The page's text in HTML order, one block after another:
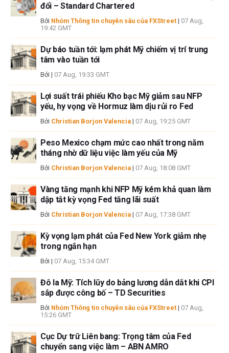
sẽ không chịu trách nhiệm về thông tin được tìm thấy ở cuối các liên kết
được đăng trên trang này.
Nếu không được đề cập rõ ràng trong nội dung bài viết, tại thời điểm viết
cập trong bài viết này và không có quan hệ kinh doanh với bất kỳ công ty
nào được đề cập. Tác giả không nhận được tiền công cho việc viết bài
này, ngoài từ FXStreet.
giả không cam đoan về tính chính xác, đầy đủ hoặc phù hợp của thông
tin này. FXStreet và tác giả sẽ không chịu trách nhiệm về bất kỳ sai sót,
thiếu sót hoặc bất kỳ tổn thất, thương tích hoặc thiệt hại nào phát sinh từ
thông tin này và việc hiển thị hoặc sử dụng thông tin này. Ngoại trừ các
lỗi và thiếu sót.
Tác giả và FXStreet không phải là các cố vấn đầu tư đã đăng ký và không
có nội dung nào trong bài viết này nhằm mục đích tư vấn đầu tư.
đổi – Standard Chartered
Bởi Nhóm Thông tin chuyên sâu của FXStreet | 07 Aug,
19:42 GMT
Dự báo tuần tới: lạm phát Mỹ chiếm vị trí trung
tâm vào tuần tới
Bởi | 07 Aug, 19:33 GMT
Lợi suất trái phiếu Kho bạc Mỹ giảm sau NFP
yếu, hy vọng về Hormuz làm dịu rủi ro Fed
Bởi Christian Borjon Valencia | 07 Aug, 19:25 GMT
Peso Mexico chạm mức cao nhất trong năm
tháng nhờ dữ liệu việc làm yếu của Mỹ
Bởi Christian Borjon Valencia | 07 Aug, 18:08 GMT
Vàng tăng mạnh khi NFP Mỹ kém khả quan làm
dập tắt kỳ vọng Fed tăng lãi suất
Bởi Christian Borjon Valencia | 07 Aug, 17:38 GMT
Kỳ vọng lạm phát của Fed New York giảm nhẹ
trong ngắn hạn
Bởi | 07 Aug, 15:34 GMT
Đô la Mỹ: Tích lũy do bảng lương dẫn dắt khi CPI
sắp được công bố – TD Securities
Bởi Nhóm Thông tin chuyên sâu của FXStreet | 07 Aug,
15:26 GMT
Cục Dự trữ Liên bang: Trọng tâm của Fed
chuyển sang việc làm – ABN AMRO